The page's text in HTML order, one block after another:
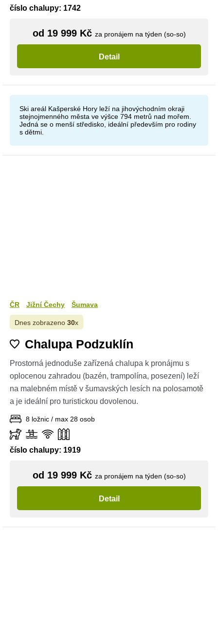
číslo chalupy: 1742
od 19 999 Kč za pronájem na týden (so-so)
Detail
Ski areál Kašperské Hory leží na jihovýchodním okraji
stejnojmenného města ve výšce 794 metrů nad mořem.
Jedná se o menší středisko, ideální především pro rodiny
s dětmi.
ČR Jižní Čechy Šumava
Dnes zobrazeno 30x
Chalupa Podzuklín
Prostorná jednoduše zařízená chalupa k pronájmu s
oplocenou zahradou (bazén, trampolína, posezení) leží
na malebném místě v šumavských lesích na polosamotě
a je ideální pro turistickou dovolenou.
8 ložnic / max 28 osob
číslo chalupy: 1919
od 19 999 Kč za pronájem na týden (so-so)
Detail